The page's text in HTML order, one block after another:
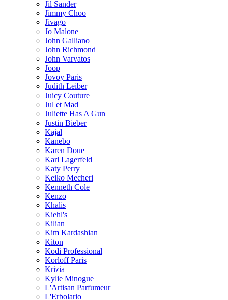
Jil Sander
Jimmy Choo
Jivago
Jo Malone
John Galliano
John Richmond
John Varvatos
Joop
Jovoy Paris
Judith Leiber
Juicy Couture
Jul et Mad
Juliette Has A Gun
Justin Bieber
Kajal
Kanebo
Karen Doue
Karl Lagerfeld
Katy Perry
Keiko Mecheri
Kenneth Cole
Kenzo
Khalis
Kiehl's
Kilian
Kim Kardashian
Kiton
Kodi Professional
Korloff Paris
Krizia
Kylie Minogue
L'Artisan Parfumeur
L'Erbolario